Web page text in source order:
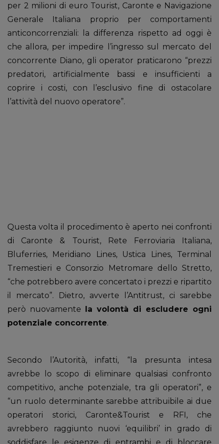
per 2 milioni di euro Tourist, Caronte e Navigazione
Generale Italiana proprio per comportamenti
anticoncorrenziali: la differenza rispetto ad oggi è
che allora, per impedire l’ingresso sul mercato del
concorrente Diano, gli operator praticarono “prezzi
predatori, artificialmente bassi e insufficienti a
coprire i costi, con l’esclusivo fine di ostacolare
l’attività del nuovo operatore”.
Questa volta il procedimento è aperto nei confronti
di Caronte & Tourist, Rete Ferroviaria Italiana,
Bluferries, Meridiano Lines, Ustica Lines, Terminal
Tremestieri e Consorzio Metromare dello Stretto,
“che potrebbero avere concertato i prezzi e ripartito
il mercato”. Dietro, avverte l’Antitrust, ci sarebbe
però nuovamente la volontà di escludere ogni
potenziale concorrente.
Secondo l’Autorità, infatti, “la presunta intesa
avrebbe lo scopo di eliminare qualsiasi confronto
competitivo, anche potenziale, tra gli operatori”, e
“un ruolo determinante sarebbe attribuibile ai due
operatori storici, Caronte&Tourist e RFI, che
avrebbero raggiunto nuovi ‘equilibri’ in grado di